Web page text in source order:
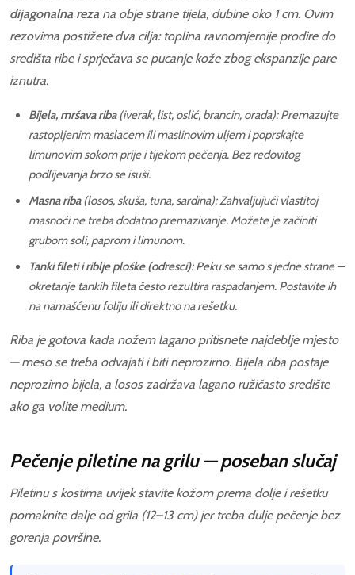
dijagonalna reza na obje strane tijela, dubine oko 1 cm. Ovim
rezovima postižete dva cilja: toplina ravnomjernije prodire do
središta ribe i sprječava se pucanje kože zbog ekspanzije pare
iznutra.
Bijela, mršava riba(iverak, list, oslić, brancin, orada): Premazujte
rastopljenim maslacem ili maslinovim uljem i poprskajte
limunovim sokom prije i tijekom pečenja. Bez redovitog
podlijevanja brzo se isuši.
Masna riba(losos, skuša, tuna, sardina): Zahvaljujući vlastitoj
masnoći ne treba dodatno premazivanje. Možete je začiniti
grubom soli, paprom i limunom.
Tanki fileti i riblje ploške (odresci): Peku sesamo s jedne strane—
okretanje tankih fileta često rezultira raspadanjem. Postavite ih
na namašćenu foliju ili direktno na rešetku.
Riba je gotova kada nožem lagano pritisnete najdeblje mjesto
— meso se treba odvajati i biti neprozirno. Bijela riba postaje
neprozirno bijela, a losos zadržava lagano ružičasto središte
ako ga volite medium.
Pečenje piletine na grilu — poseban slučaj
Piletinu s kostima uvijek stavite kožom prema dolje i rešetku
pomaknite dalje od grila (12–13 cm) jer treba dulje pečenje bez
gorenja površine.